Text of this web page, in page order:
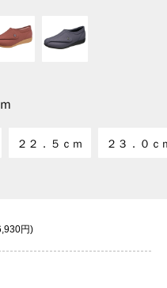
２２．５ｃｍ ２３．０ｃ
円)